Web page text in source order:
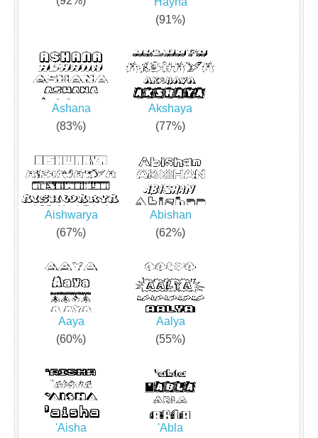
(91%)
Ashana
(83%)
Akshaya
(77%)
Aishwarya
(67%)
Abishan
(62%)
Aaya
(60%)
Aalya
(55%)
'Aisha
'Abla